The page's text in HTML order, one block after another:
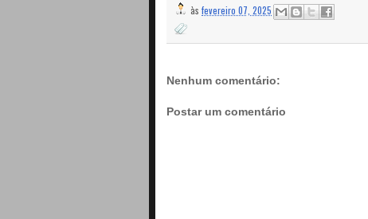
às fevereiro 07, 2025
Nenhum comentário:
Postar um comentário